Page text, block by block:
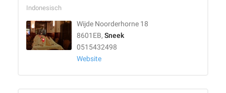
Indonesisch
Wijde Noorderhorne 18
8601EB, Sneek
0515432498
Website